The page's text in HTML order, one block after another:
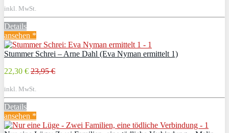
inkl. MwSt.
Details
ansehen *
Stummer Schrei – Arne Dahl (Eva Nyman ermittelt 1)
22,30 € 23,95 €
inkl. MwSt.
Details
ansehen *